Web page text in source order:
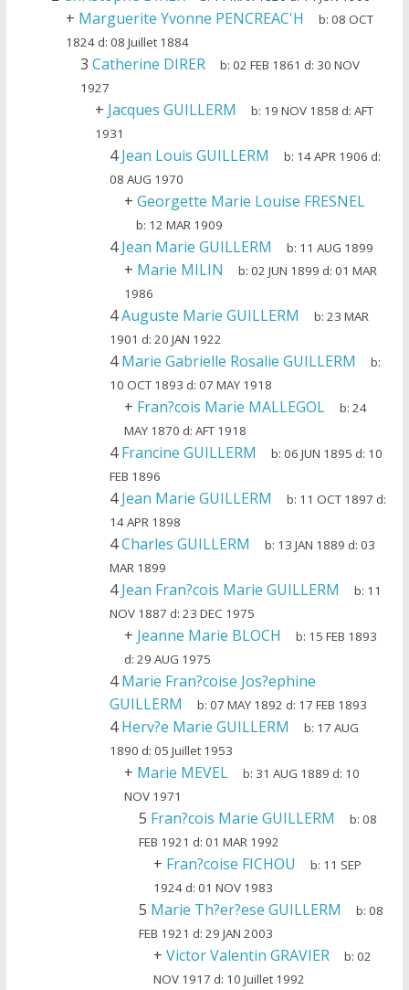
+ Marguerite Yvonne PENCREAC'H b:08 OCT
1824d: 08 Juillet 1884
3 Catherine DIRER b:02 FEB 1861 d: 30 NOV
1927
+ Jacques GUILLERM b: 19 NOV 1858 d:AFT
1931
4Jean Louis GUILLERM b: 14 APR 1906 d:
08 AUG 1970
+ Georgette Marie Louise FRESNEL
b: 12 MAR 1909
4Jean Marie GUILLERM b: 11 AUG 1899
+ Marie MILIN b:02 JUN 1899 d:01 MAR
1986
4Auguste Marie GUILLERM b:23 MAR
1901 d: 20 JAN 1922
4Marie Gabrielle Rosalie GUILLERM
b:
10 OCT 1893 d: 07 MAY 1918
+ Fran?cois Marie MALLEGOL b:24
MAY 1870 d: AFT 1918
4Francine GUILLERM b:06 JUN 1895 d: 10
FEB 1896
4Jean Marie GUILLERM b: 11 OCT 1897 d:
14 APR 1898
4Charles GUILLERM b: 13 JAN 1889 d:03
MAR 1899
4Jean Fran?cois Marie GUILLERM b: 11
NOV 1887 d: 23 DEC 1975
+ Jeanne Marie BLOCH b: 15 FEB 1893
d: 29 AUG 1975
4Marie Fran?coise Jos?ephine
GUILLERM
b:07 MAY 1892 d: 17 FEB 1893
4Herv?e Marie GUILLERM b: 17 AUG
1890 d: 05 Juillet 1953
+ Marie MEVEL b: 31 AUG 1889 d: 10
NOV 1971
5 Fran?cois Marie GUILLERM b:08
FEB 1921 d: 01 MAR 1992
+ Fran?coise FICHOU b: 11 SEP
1924d: 01 NOV 1983
5 Marie Th?er?ese GUILLERM b:08
FEB 1921 d: 29 JAN 2003
+ Victor Valentin GRAVIER b:02
NOV 1917 d: 10 Juillet 1992